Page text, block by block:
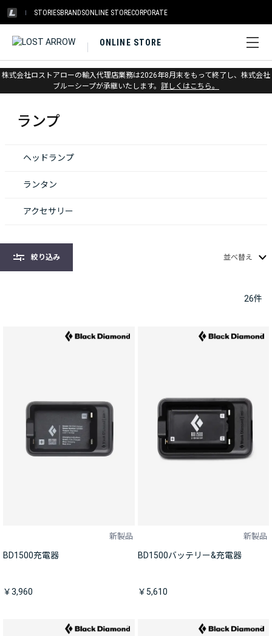
STORIESBRANDSONLINE STORECORPORATE
ONLINE STORE
株式会社ロストアローの輸入代理店業務は2026年8月末をもって終了し、株式会社
ブルーシープが承継いたします。 詳しくはこちら。
ホーム > ブラックダイヤモンド > ランプ
ランプ
絞り込み 並べ替え
26件
新製品
BD1500充電器
￥3,960
新製品
BD1500バッテリー&充電器
￥5,610
ヘッドランプ
ランタン
アクセサリー